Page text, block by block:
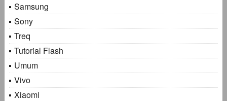
Samsung
Sony
Treq
Tutorial Flash
Umum
Vivo
Xiaomi